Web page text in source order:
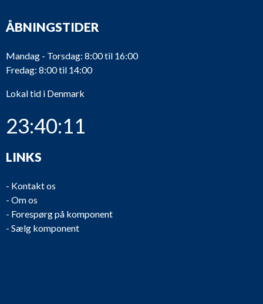
ÅBNINGSTIDER
Mandag - Torsdag: 8:00 til 16:00
Fredag: 8:00 til 14:00
Lokal tid i Denmark
23:40:11
LINKS
- Kontakt os
- Om os
- Forespørg på komponent
- Sælg komponent